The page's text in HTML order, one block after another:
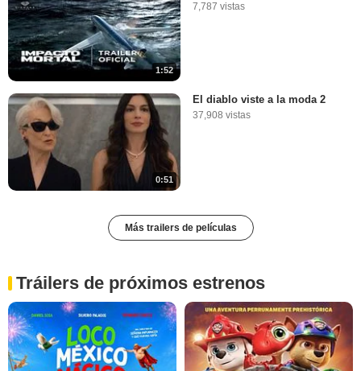
1:52
7,787 vistas
0:51
El diablo viste a la moda 2
37,908 vistas
Más trailers de películas
Tráilers de próximos estrenos